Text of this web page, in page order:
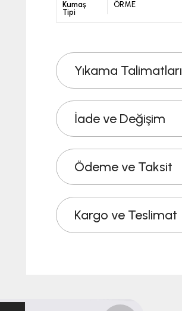
Kumaş
Tipi
ÖRME
Yıkama Talimatları
İade ve Değişim
Ödeme ve Taksit
Kargo ve Teslimat